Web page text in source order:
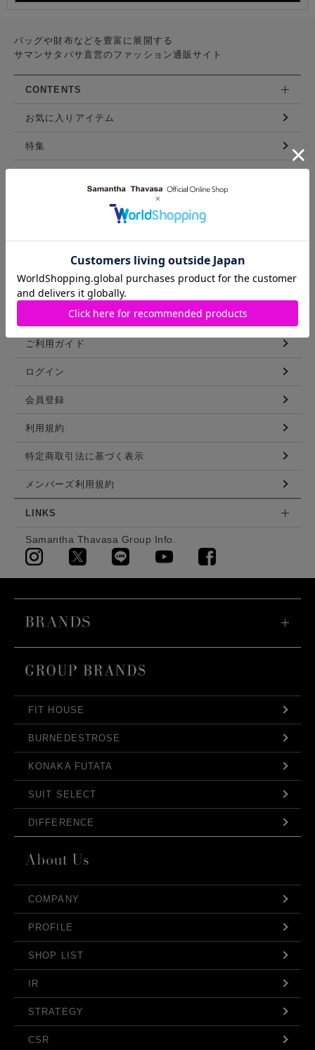
バッグや財布などを豊富に展開する
サマンサタバサ直営のファッション通販サイト
CONTENTS
お気に入りアイテム
特集
スタッフリスト
ショップブログ
ご利用ガイド
ログイン
会員登録
利用規約
特定商取引法に基づく表示
メンバーズ利用規約
LINKS
Samantha Thavasa Group Info.
FIT HOUSE
BURNEDESTROSE
KONAKA FUTATA
SUIT SELECT
DIFFERENCE
COMPANY
PROFILE
SHOP LIST
IR
STRATEGY
CSR